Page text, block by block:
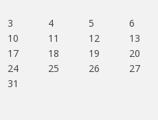
3
4 5 6
10
11 12 13
17
18 19 20
24
25 26 27
31